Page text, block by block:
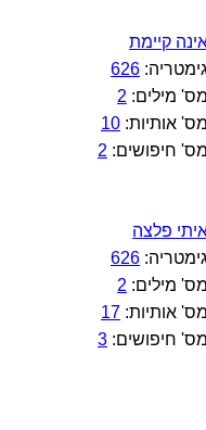
קיימת
גימטריה: 626
מס' מילים: 2
מס' אותיות: 10
מס' חיפושים: 2
פלצה
גימטריה: 626
מס' מילים: 2
מס' אותיות: 17
מס' חיפושים: 3